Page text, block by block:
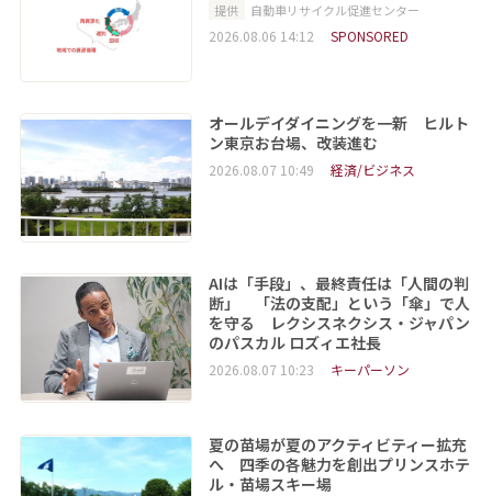
提供 自動車リサイクル促進センター
2026.08.06 14:12 SPONSORED
オールデイダイニングを一新 ヒルト
ン東京お台場、改装進む
2026.08.07 10:49 経済/ビジネス
AIは「手段」、最終責任は「人間の判
断」 「法の支配」という「傘」で人
を守る レクシスネクシス・ジャパン
のパスカル ロズィエ社長
2026.08.07 10:23 キーパーソン
夏の苗場が夏のアクティビティー拡充
へ 四季の各魅力を創出プリンスホテ
ル・苗場スキー場